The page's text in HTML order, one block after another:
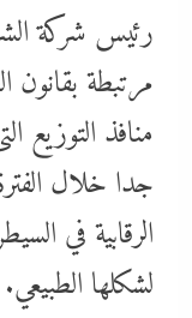
رئيس شركة
مرتبطة بقانون
منافذ
جدا خلال
الرقابية في
لشكلها الطبيعي.